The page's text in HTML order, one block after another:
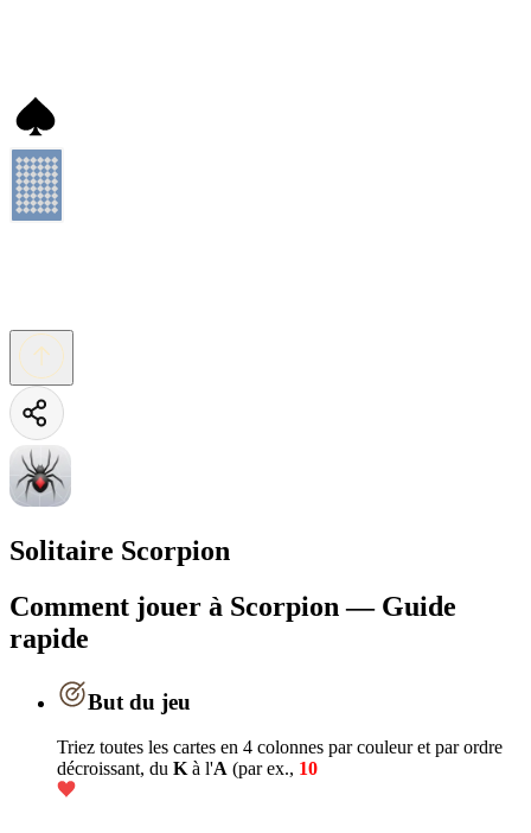
Solitaire Scorpion
Comment jouer à Scorpion — Guide
rapide
But du jeu
Triez toutes les cartes en 4 colonnes par couleur et par ordre
décroissant, du Kà l'A (par ex., 10